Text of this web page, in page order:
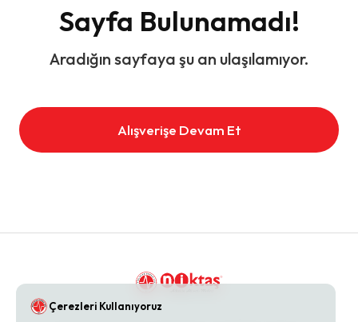
Sayfa Bulunamadı!
Aradığın sayfaya şu an ulaşılamıyor.
Alışverişe Devam Et
Çerezleri Kullanıyoruz